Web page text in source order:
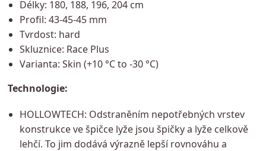
Délky: 180, 188, 196, 204 cm
Profil: 43-45-45 mm
Tvrdost: hard
Skluznice: Race Plus
Varianta: Skin (+10 °C to -30 °C)
Technologie:
HOLLOWTECH: Odstraněním nepotřebných vrstev
konstrukce ve špičce lyže jsou špičky a lyže celkově
lehčí. To jim dodává výrazně lepší rovnováhu a